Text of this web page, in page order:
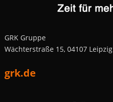
GRK Gruppe
Wächterstraße 15, 04107 Leipzig
grk.de